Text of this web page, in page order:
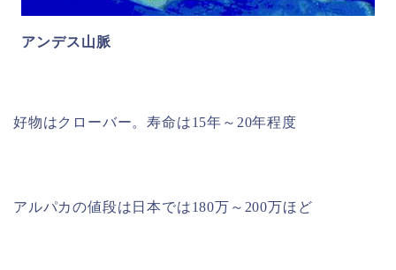
アンデス山脈
好物はクローバー。寿命は15年～20年程度
アルパカの値段は日本では180万～200万ほど